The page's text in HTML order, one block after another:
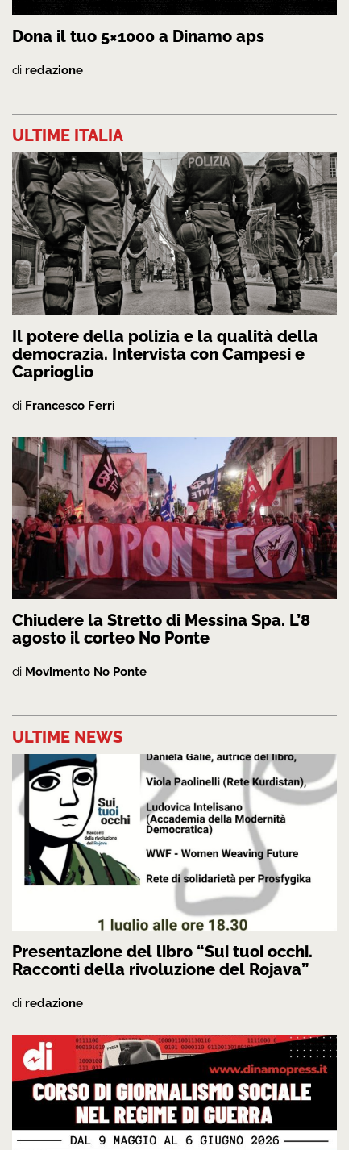
Dona il tuo 5×1000 a Dinamo aps
di redazione
ULTIME ITALIA
Il potere della polizia e la qualità della
democrazia. Intervista con Campesi e
Caprioglio
di Francesco Ferri
Chiudere la Stretto di Messina Spa. L’8
agosto il corteo No Ponte
di Movimento No Ponte
ULTIME NEWS
Presentazione del libro “Sui tuoi occhi.
Racconti della rivoluzione del Rojava”
di redazione